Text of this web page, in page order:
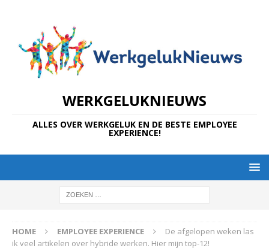
WERKGELUKNIEUWS
ALLES OVER WERKGELUK EN DE BESTE EMPLOYEE
EXPERIENCE!
HOME EMPLOYEE EXPERIENCE
De afgelopen weken las
ik veel artikelen over hybride werken. Hier mijn top-12!